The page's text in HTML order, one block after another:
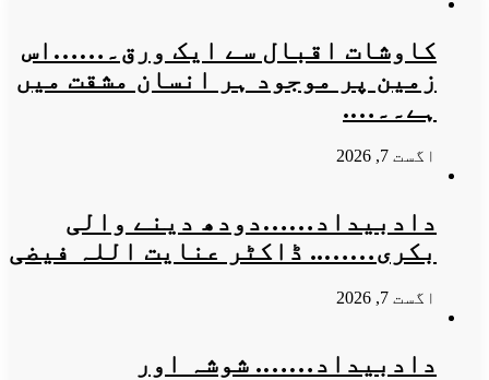
کاوشات اقبال سے ایک ورق۔……اس
زمین پر موجود ہر انسان مشقت میں
ہے۔۔….
اگست 7, 2026
​دادبیداد……دودھ دینے والی
بکری…….. ڈاکٹر عنایت اللہ فیضی
اگست 7, 2026
دادبیداد…….​ شوشہ اور